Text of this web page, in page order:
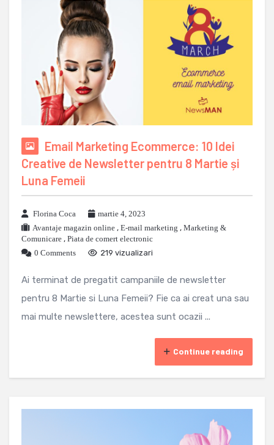
Email Marketing Ecommerce: 10 Idei
Creative de Newsletter pentru 8 Martie și
Luna Femeii
Florina Coca
martie 4, 2023
Avantaje magazin online , E-mail marketing , Marketing &
Comunicare , Piata de comert electronic
0 Comments
219 vizualizari
Ai terminat de pregatit campaniile de newsletter
pentru 8 Martie si Luna Femeii? Fie ca ai creat una sau
mai multe newslettere, acestea sunt ocazii ...
Continue reading